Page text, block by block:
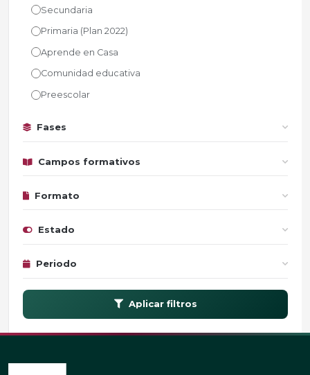
Secundaria
Primaria (Plan 2022)
Aprende en Casa
Comunidad educativa
Preescolar
Fases
Campos formativos
Formato
Estado
Periodo
Aplicar filtros